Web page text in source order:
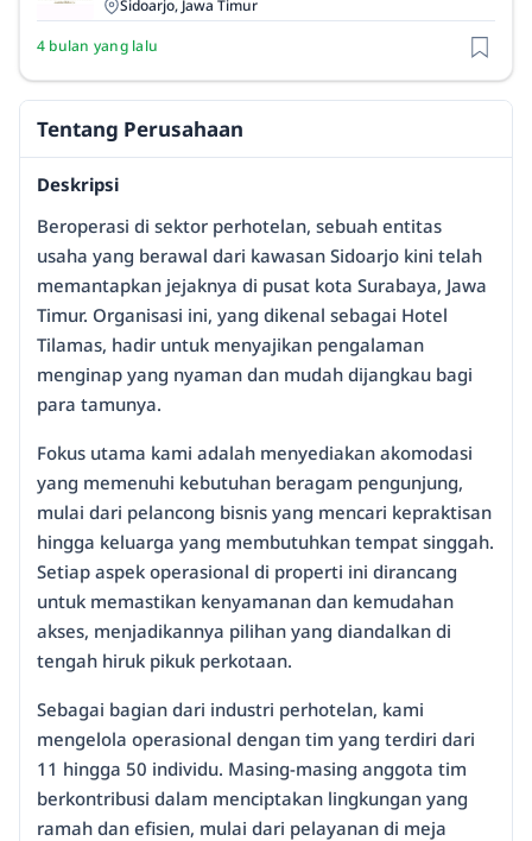
Sidoarjo, Jawa Timur
4 bulan yang lalu
Tentang Perusahaan
Deskripsi
Beroperasi di sektor perhotelan, sebuah entitas
usaha yang berawal dari kawasan Sidoarjo kini telah
memantapkan jejaknya di pusat kota Surabaya, Jawa
Timur. Organisasi ini, yang dikenal sebagai Hotel
Tilamas, hadir untuk menyajikan pengalaman
menginap yang nyaman dan mudah dijangkau bagi
para tamunya.
Fokus utama kami adalah menyediakan akomodasi
yang memenuhi kebutuhan beragam pengunjung,
mulai dari pelancong bisnis yang mencari kepraktisan
hingga keluarga yang membutuhkan tempat singgah.
Setiap aspek operasional di properti ini dirancang
untuk memastikan kenyamanan dan kemudahan
akses, menjadikannya pilihan yang diandalkan di
tengah hiruk pikuk perkotaan.
Sebagai bagian dari industri perhotelan, kami
mengelola operasional dengan tim yang terdiri dari
11 hingga 50 individu. Masing-masing anggota tim
berkontribusi dalam menciptakan lingkungan yang
ramah dan efisien, mulai dari pelayanan di meja